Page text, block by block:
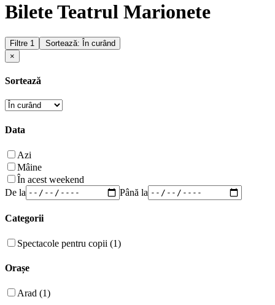
Bilete Teatrul Marionete
Filtre 1
Sortează: În curând
×
Sortează
Data
Azi
Mâine
În acest weekend
De la
Până la
Categorii
Spectacole pentru copii (1)
Orașe
Arad (1)